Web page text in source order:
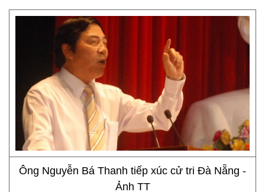
Ông Nguyễn Bá Thanh tiếp xúc cử tri Đà Nẵng -
Ảnh TT